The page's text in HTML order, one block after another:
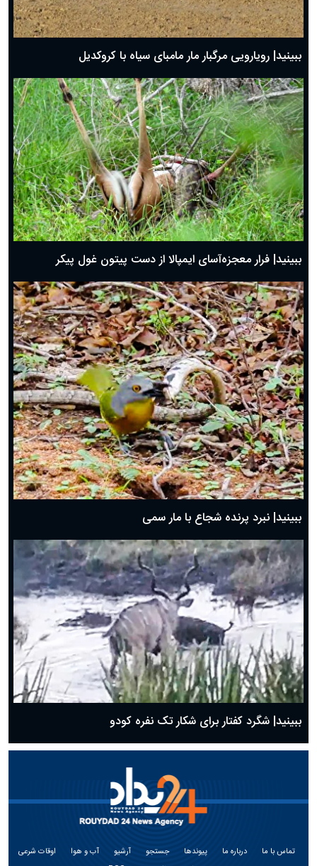
ببینید| رویارویی مرگبار مار مامبای سیاه با کروکدیل
ببینید| فرار معجزه‌آسای ایمپالا از دست پیتون غول پیکر
ببینید| نبرد پرنده شجاع با مار سمی
ببینید| شگرد کفتار برای شکار تک نفره کودو
تماس با ما درباره ما پیوندها جستجو آرشیو آب و هوا
اوقات شرعی